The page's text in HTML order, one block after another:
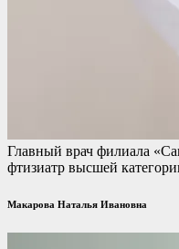
Главный врач филиала
фтизиатр высшей
Макарова Наталья Ивановна